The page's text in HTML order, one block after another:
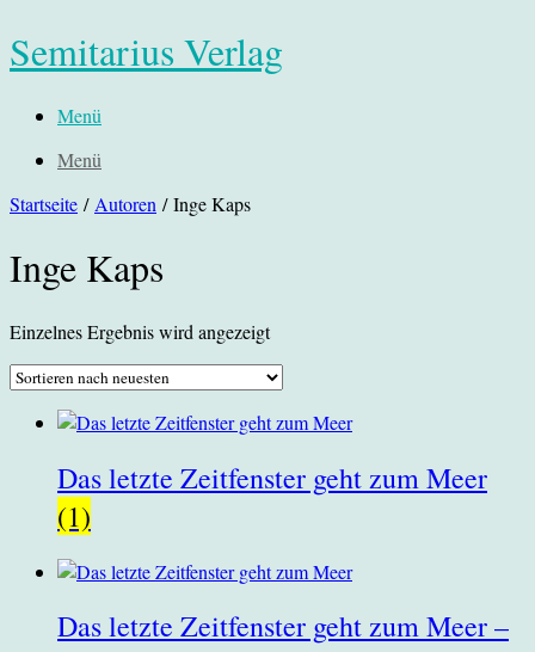
Semitarius Verlag
Menü
Menü
Startseite / Autoren / Inge Kaps
Inge Kaps
Einzelnes Ergebnis wird angezeigt
Das letzte Zeitfenster geht zum Meer
(1)
Das letzte Zeitfenster geht zum Meer –